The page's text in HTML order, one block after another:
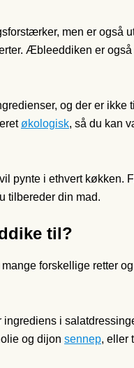
men er også
Æbleeddiken er
og der er ikke
økologisk, så du kan
pynte i ethvert køkken.
tilbereder din mad.
til?
forskellige retter
i
og dijon sennep, eller